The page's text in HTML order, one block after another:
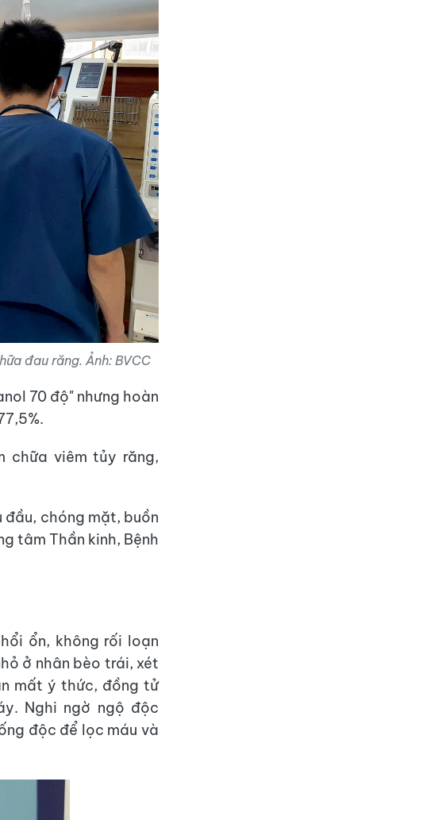
đau răng. Ảnh: BVCC
70 độ" nhưng hoàn
chữa viêm tủy răng,
đầu, chóng mặt, buồn
tâm Thần kinh, Bệnh
ổn, không rối loạn
ở nhân bèo trái, xét
mất ý thức, đồng tử
Nghi ngờ ngộ độc
độc để lọc máu và